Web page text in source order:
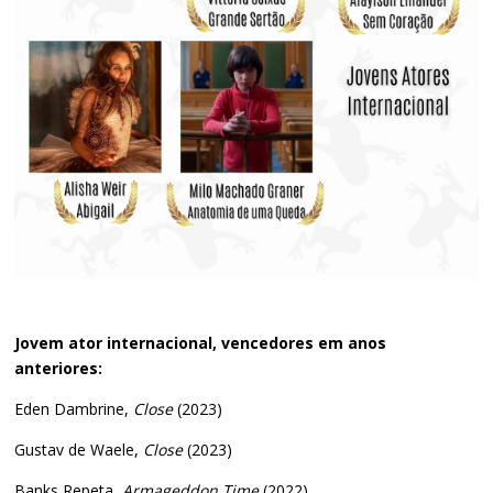
Jovem ator internacional, vencedores em anos
anteriores:
Eden Dambrine, Close(2023)
Gustav de Waele, Close(2023)